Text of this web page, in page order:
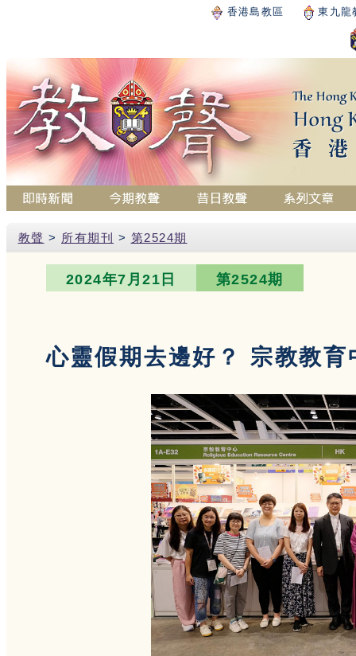
香港島教區 東九龍
教聲 > 所有期刊 > 第2524期
2024年7月21日 第2524期
心靈假期去邊好？ 宗教教